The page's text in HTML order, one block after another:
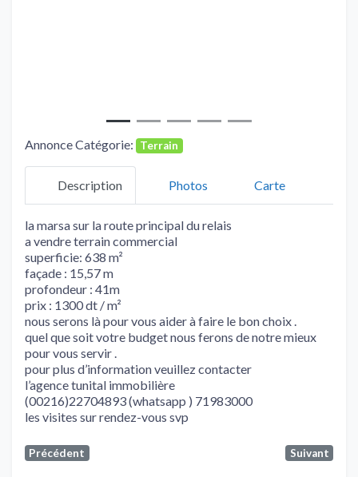
Annonce Catégorie: Terrain
Description Photos Carte
la marsa sur la route principal du relais
a vendre terrain commercial
superficie: 638 m²
façade : 15,57 m
profondeur : 41m
prix : 1300 dt / m²
nous serons là pour vous aider à faire le bon choix .
quel que soit votre budget nous ferons de notre mieux
pour vous servir .
pour plus d’information veuillez contacter
l’agence tunital immobilière
(00216)22704893 (whatsapp ) 71983000
les visites sur rendez-vous svp
Précédent Suivant